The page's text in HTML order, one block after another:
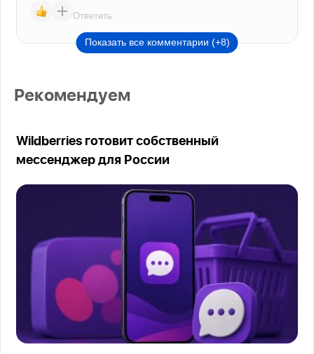
Ответить
Показать все комментарии (+8)
Рекомендуем
Wildberries готовит собственный
мессенджер для России